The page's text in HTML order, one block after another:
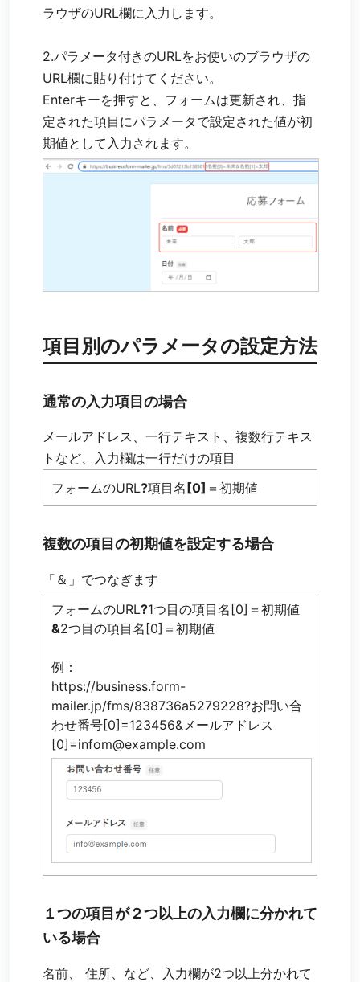
ラウザのURL欄に入力します。
2.パラメータ付きのURLをお使いのブラウザの
URL欄に貼り付けてください。
Enterキーを押すと、フォームは更新され、指
定された項目にパラメータで設定された値が初
期値として入力されます。
項目別のパラメータの設定方法
通常の入力項目の場合
メールアドレス、一行テキスト、複数行テキス
トなど、入力欄は一行だけの項目
フォームのURL?項目名[0] ＝初期値
複数の項目の初期値を設定する場合
「＆」でつなぎます
フォームのURL?1つ目の項目名[0]＝初期値
&2つ目の項目名[0]＝初期値
例：
https://business.form-
mailer.jp/fms/838736a5279228?お問い合
わせ番号[0]=123456&メールアドレス
[0]=infom@example.com
１つの項目が２つ以上の入力欄に分かれて
いる場合
名前、 住所、など、入力欄が2つ以上分かれて